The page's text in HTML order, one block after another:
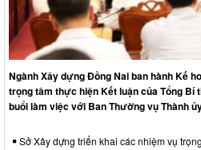
Ngành Xây dựng Đồng Nai ban hành Kế
trọng tâm thực hiện Kết luận của Tổng Bí
buổi làm việc với Ban Thường vụ Thành
Sở Xây dựng triển khai các nhiệm vụ